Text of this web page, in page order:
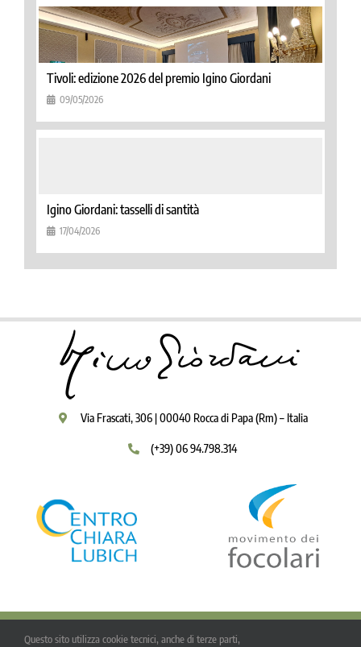
Tivoli: edizione 2026 del premio Igino Giordani
09/05/2026
Igino Giordani: tasselli di santità
17/04/2026
Via Frascati, 306 | 00040 Rocca di Papa (Rm) – Italia
(+39) 06 94.798.314
Questo sito utilizza cookie tecnici, anche di terze parti,